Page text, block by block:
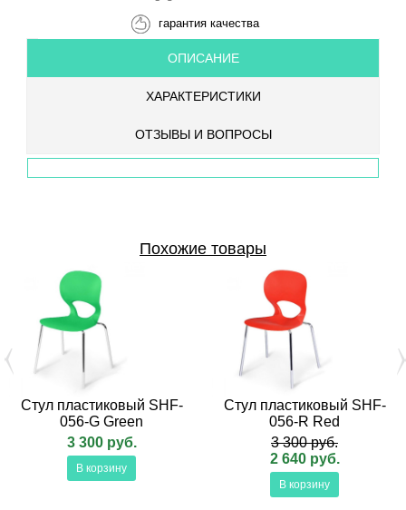
гарантия качества
ОПИСАНИЕ
ХАРАКТЕРИСТИКИ
ОТЗЫВЫ И ВОПРОСЫ
Похожие товары
Стул пластиковый SHF-
056-G Green
3 300 руб.
В корзину
Стул пластиковый SHF-
056-R Red
3 300 руб.
2 640 руб.
В корзину